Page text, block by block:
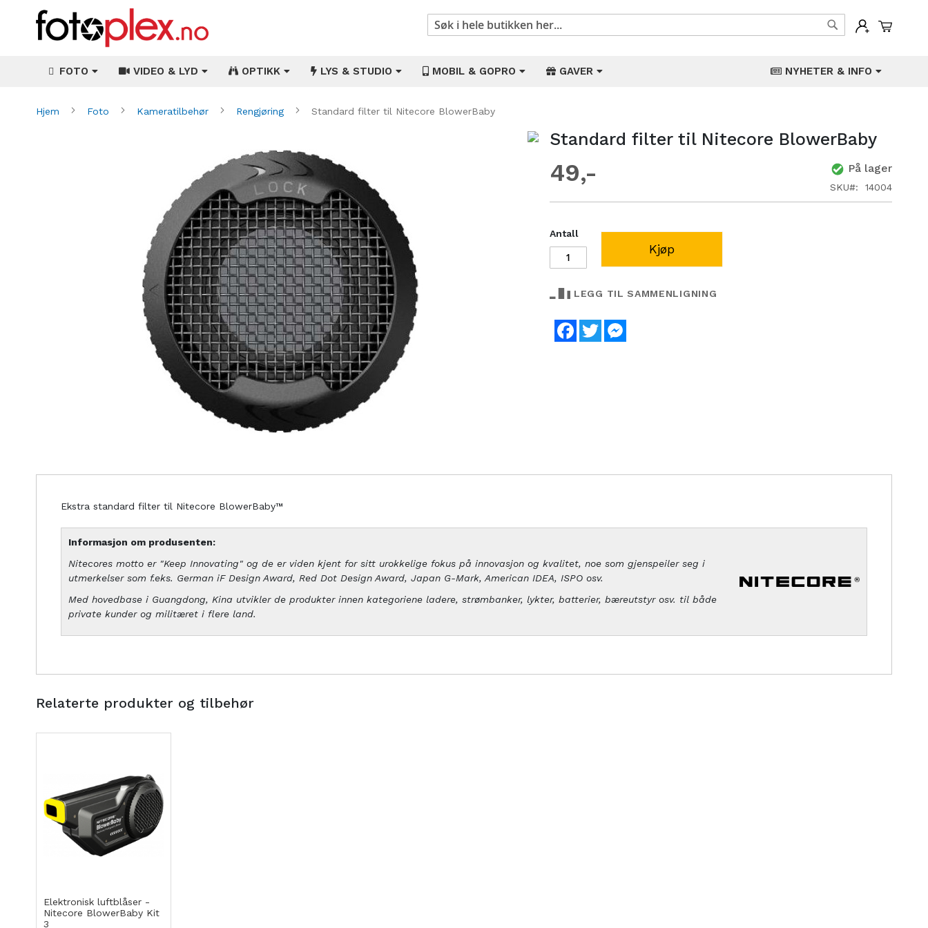
Min
Søk
FOTO VIDEO & LYD OPTIKK LYS & STUDIO MOBIL & GOPRO GAVER NYHETER & INFO
Hjem Foto Kameratilbehør Rengjøring Standard filter til Nitecore BlowerBaby
Standard filter til Nitecore BlowerBaby
49 På lager
SKU 14004
Antall
Kjøp
LEGG TIL SAMMENLIGNING
Facebook
Twitter
Gå
begynnelsen
Ekstra standard filter til Nitecore BlowerBaby™
Informasjon om produsenten:
Nitecores motto er "Keep Innovating" og de er viden kjent for sitt urokkelige fokus på innovasjon og kvalitet, noe som gjenspeiler seg i
utmerkelser som f.eks. German iF Design Award, Red Dot Design Award, Japan G-Mark, American IDEA, ISPO osv.
Med hovedbase i Guangdong, Kina utvikler de produkter innen kategoriene ladere, strømbanker, lykter, batterier, bæreutstyr osv. til både
private kunder og militæret i flere land.
Relaterte produkter og tilbehør
Elektronisk luftblåser -
Nitecore BlowerBaby Kit
3
Kjøp
LEGG